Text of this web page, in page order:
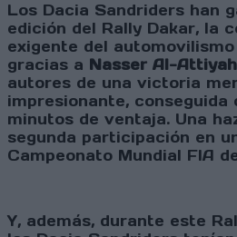
Los Dacia Sandriders han
edición del Rally Dakar, la
exigente del
gracias a Nasser Al-Attiyah
autores de una victoria
impresionante, conseguida
minutos de ventaja. Una
segunda participación en
Campeonato Mundial FIA
Y, además, durante este